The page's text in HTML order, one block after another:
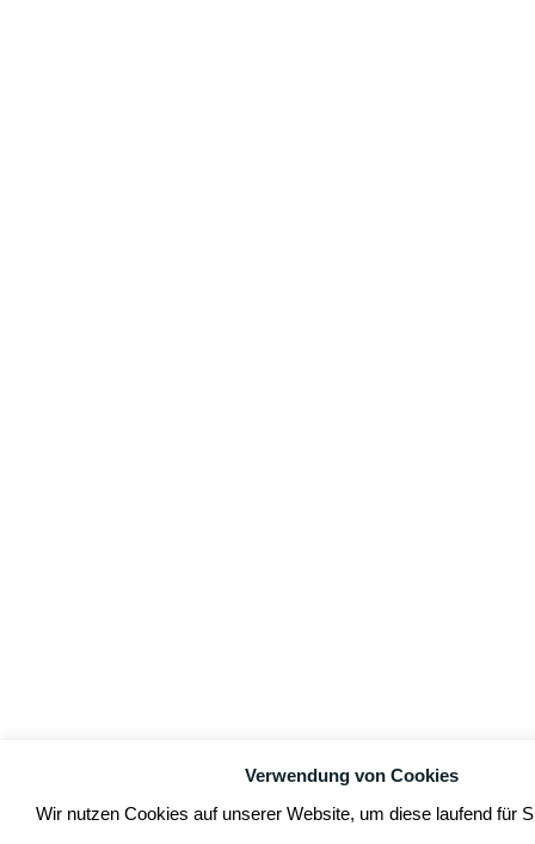
Verwendung von Cookies
Wir nutzen Cookies auf unserer Website, um diese laufend für